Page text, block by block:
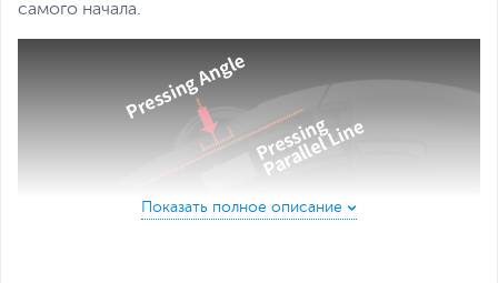
самого начала.